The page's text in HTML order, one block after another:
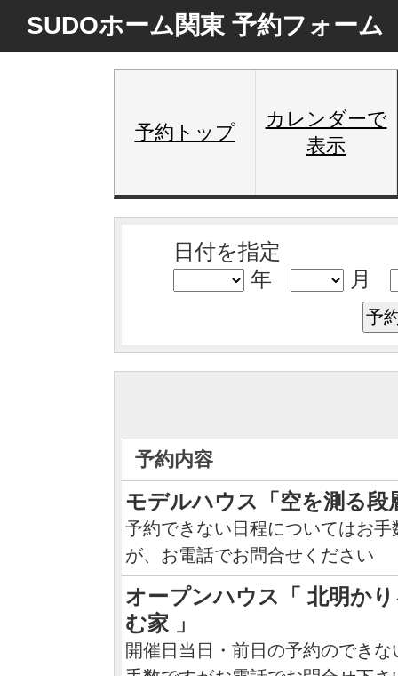
SUDOホーム関東 予約フォーム
予約トップ
カレンダーで
表示
日付を指定
年
月
予約内容
モデルハウス「空を測る段
予約できない日程についてはお手
が、お電話でお問合せください
オープンハウス「 北明か
む家 」
開催日当日・前日の予約のできな